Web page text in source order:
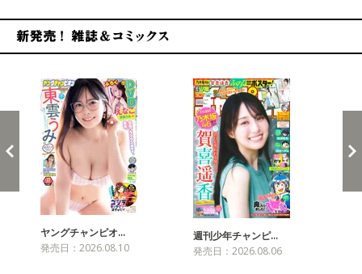
ヤングチャンピオ…
発売日：2026.08.10
週刊少年チャンピ…
発売日：2026.08.06